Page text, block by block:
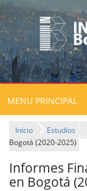
MENU PRINCIPAL
Inicio Estudios
Bogotá (2020-2025)
Informes
en Bogotá